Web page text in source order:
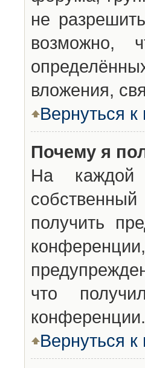
не
возможно,
вложения,
Вернуться к
Почему я
На каждой
получить
что
конференции.
Вернуться к